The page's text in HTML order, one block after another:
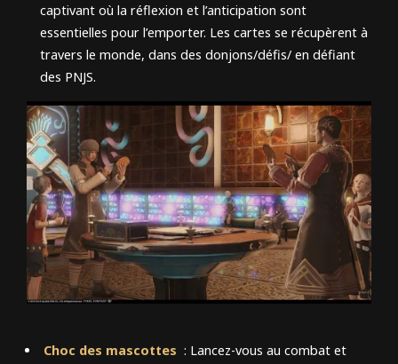
captivant où la réflexion et l’anticipation sont
essentielles pour l’emporter. Les cartes se récupèrent à
travers le monde, dans des donjons/défis/ en défiant
des PNJS.
Choc des mascottes : Lancez-vous au combat et